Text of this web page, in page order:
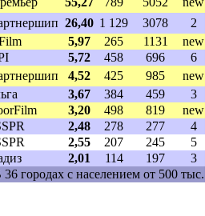
26,40 1 129 3078
2
5,97 265 1131
new
5,72 458 696
6
4,52 425 985
new
3,67 384 459
3
3,20 498 819
new
2,48 278 277
4
2,55 207 245
5
2,01 114 197
3
городах с населением от 500 тыс.